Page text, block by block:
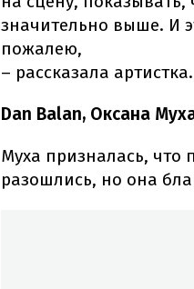
значительно выше. И
пожалею,
– рассказала артистка.
Dan Balan, Оксана
Муха призналась, что
разошлись, но она